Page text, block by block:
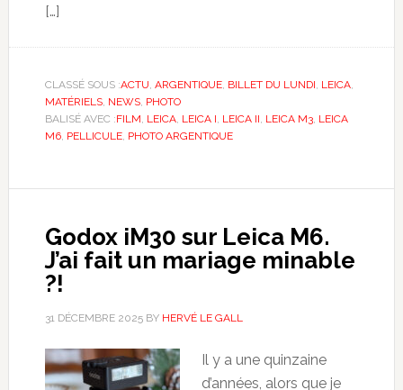
[…]
CLASSÉ SOUS :ACTU ARGENTIQUE, BILLET DU LUNDI LEICA,
MATÉRIELS, NEWS, PHOTO
BALISÉ AVEC :FILM LEICA, LEICA I LEICA II LEICA M3, LEICA
M6, PELLICULE, PHOTO ARGENTIQUE
Godox iM30 sur Leica M6.
J’ai fait un mariage minable
?!
31 DÉCEMBRE 2025BY HERVÉ LE GALL
Il y a une quinzaine
d’années, alors que je